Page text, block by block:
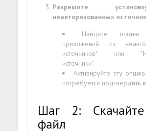
Разрешите
неавторизованных
Найдите опцию
приложений из
источников" или
источники".
Активируйте эту
потребуется подтвердить
Шаг 2:
файл